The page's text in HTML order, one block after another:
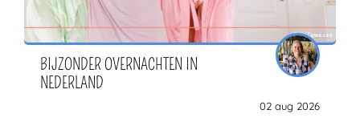
ZOEKEN
BIJZONDER OVERNACHTEN IN
NEDERLAND
02 aug 2026